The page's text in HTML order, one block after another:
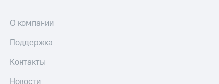
О компании
Поддержка
Контакты
Новости